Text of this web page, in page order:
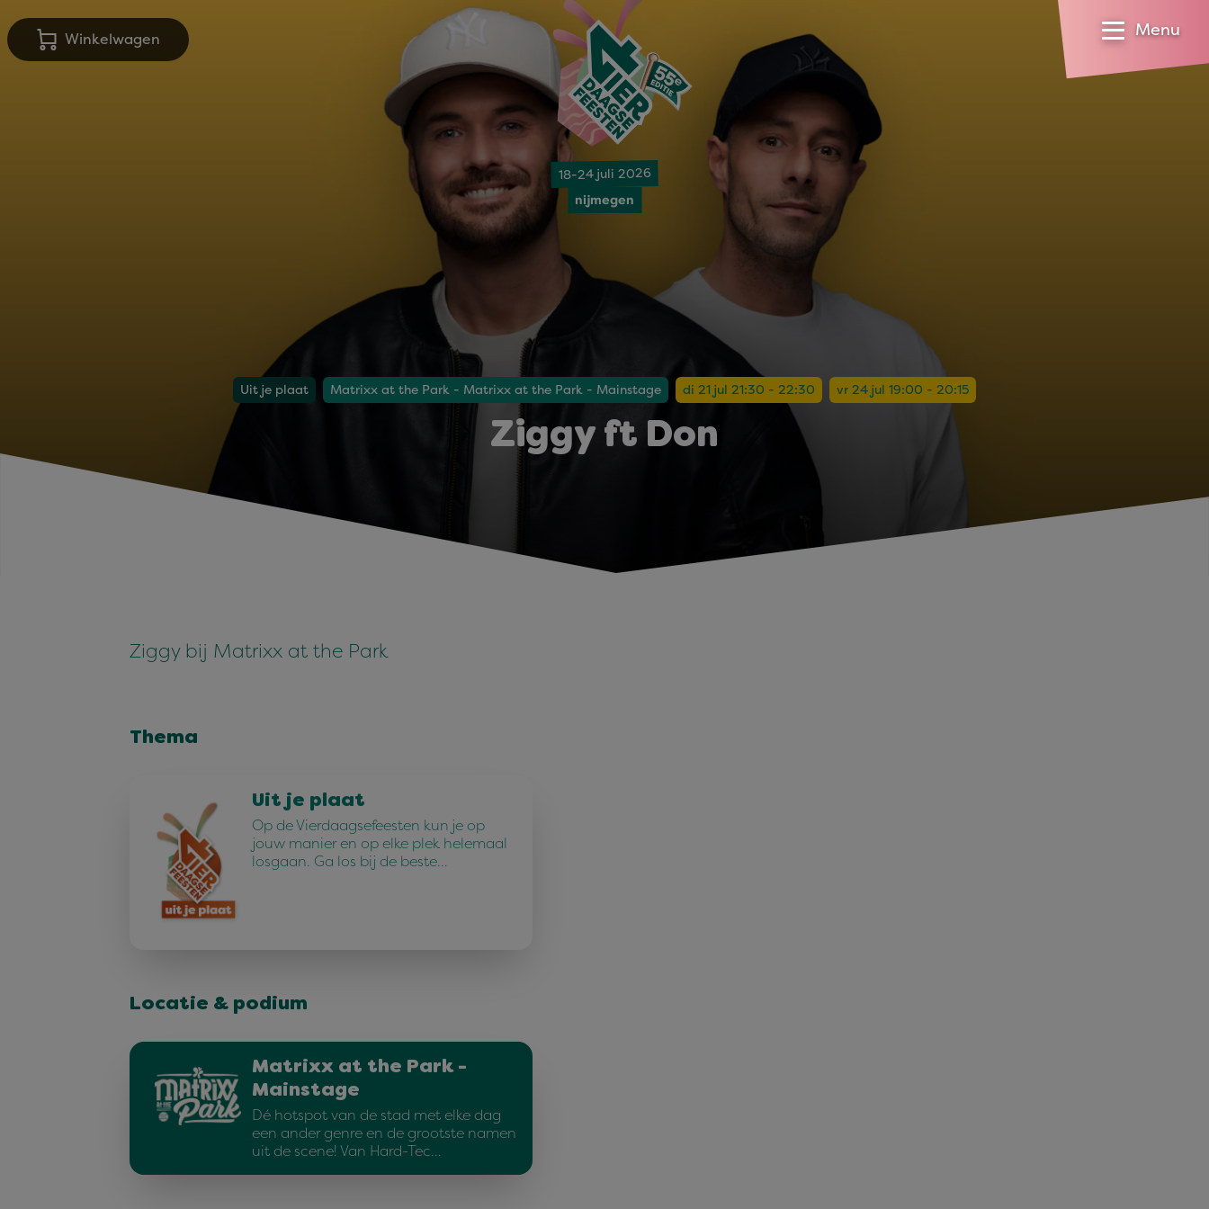
Winkelwagen
18-24 juli 2026
nijmegen
Menu
Uit je plaat Matrixx at the Park - Matrixx at the Park - Mainstage di 21 jul 21:30 - 22:30 vr 24 jul 19:00 - 20:15
Ziggy ft Don
Ziggy bij Matrixx at the Park
Thema
Uit je plaat
Op de Vierdaagsefeesten kun je op
jouw manier en op elke plek helemaal
losgaan. Ga los bij de beste…
Locatie & podium
Matrixx at the Park -
Mainstage
Dé hotspot van de stad met elke dag
een ander genre en de grootste namen
uit de scene! Van Hard-Tec…